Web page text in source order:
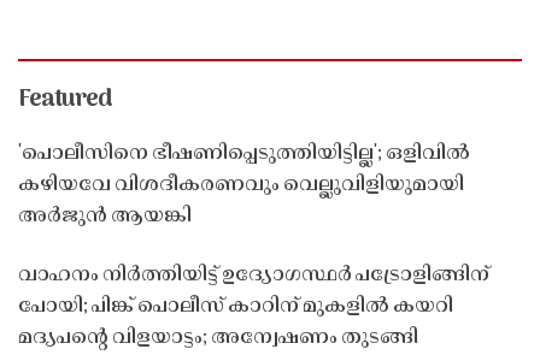
Featured
'പൊലീസിനെ ഭീഷണിപ്പെടുത്തിയിട്ടില്ല'; ഒളിവിൽ
കഴിയവേ വിശദീകരണവും വെല്ലുവിളിയുമായി
അർജുൻ ആയങ്കി
വാഹനം നിർത്തിയിട്ട് ഉദ്യോഗസ്ഥർ പട്രോളിങ്ങിന്
പോയി; പിങ്ക് പൊലീസ് കാറിന് മുകളിൽ കയറി
മദ്യപൻ്റെ വിളയാട്ടം; അന്വേഷണം തുടങ്ങി